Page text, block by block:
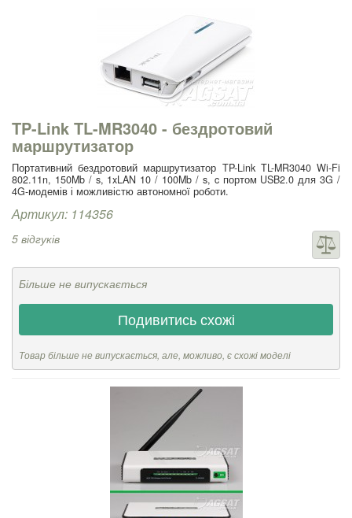
TP-Link TL-MR3040 - бездротовий
маршрутизатор
Портативний бездротовий маршрутизатор TP-Link TL-MR3040 Wi-Fi
802.11n, 150Mb / s, 1xLAN 10 / 100Mb / s, c портом USB2.0 для 3G /
4G-модемів і можливістю автономної роботи.
Артикул: 114356
5 відгуків
Більше не випускається
Подивитись схожі
Товар більше не випускається, але, можливо, є схожі моделі